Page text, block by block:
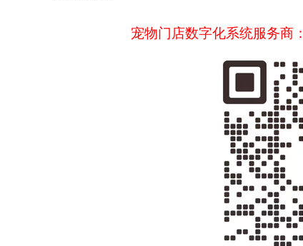
宠物门店数字化系统服务商